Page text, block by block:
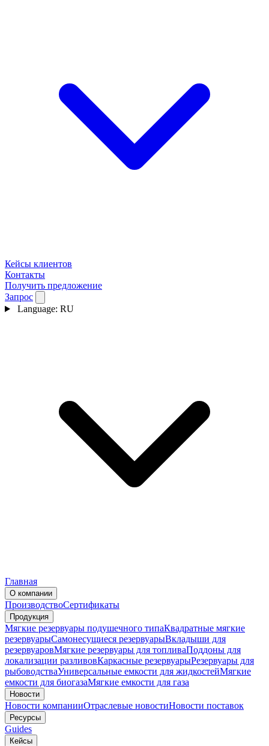
Кейсы клиентов
Контакты
Получить предложение
Запрос
Language: RU
Главная
О компании
ПроизводствоСертификаты
Продукция
Мягкие резервуары подушечного типаКвадратные мягкие
резервуарыСамонесущиеся резервуарыВкладыши для
резервуаровМягкие резервуары для топливаПоддоны для
локализации разливовКаркасные резервуарыРезервуары для
рыбоводстваУниверсальные емкости для жидкостейМягкие
емкости для биогазаМягкие емкости для газа
Новости
Новости компанииОтраслевые новостиНовости поставок
Ресурсы
Guides
Кейсы